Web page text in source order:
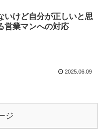
いけど自分が正しいと思
営業マンへの対応
2025.06.09
ジ